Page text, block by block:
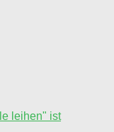
leihen" ist